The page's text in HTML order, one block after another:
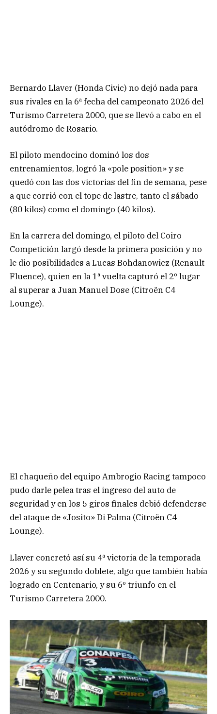
Bernardo Llaver (Honda Civic) no dejó nada para
sus rivales en la 6ª fecha del campeonato 2026 del
Turismo Carretera 2000, que se llevó a cabo en el
autódromo de Rosario.
El piloto mendocino dominó los dos
entrenamientos, logró la «pole position» y se
quedó con las dos victorias del fin de semana, pese
a que corrió con el tope de lastre, tanto el sábado
(80 kilos) como el domingo (40 kilos).
En la carrera del domingo, el piloto del Coiro
Competición largó desde la primera posición y no
le dio posibilidades a Lucas Bohdanowicz (Renault
Fluence), quien en la 1ª vuelta capturó el 2º lugar
al superar a Juan Manuel Dose (Citroën C4
Lounge).
El chaqueño del equipo Ambrogio Racing tampoco
pudo darle pelea tras el ingreso del auto de
seguridad y en los 5 giros finales debió defenderse
del ataque de «Josito» Di Palma (Citroën C4
Lounge).
Llaver concretó así su 4ª victoria de la temporada
2026 y su segundo doblete, algo que también había
logrado en Centenario, y su 6º triunfo en el
Turismo Carretera 2000.